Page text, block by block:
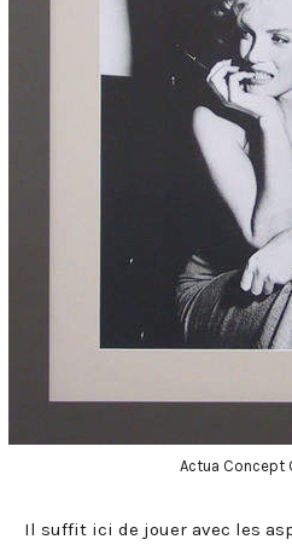
Actua Concept
Il suffit ici de jouer avec les